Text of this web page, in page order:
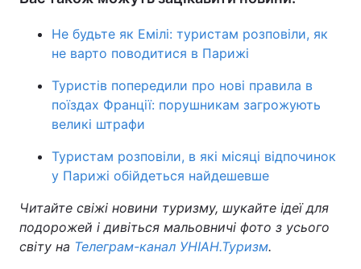
Не будьте як Емілі: туристам розповіли, як
не варто поводитися в Парижі
Туристів попередили про нові правила в
поїздах Франції: порушникам загрожують
великі штрафи
Туристам розповіли, в які місяці відпочинок
у Парижі обійдеться найдешевше
Читайте свіжі новини туризму, шукайте ідеї для
подорожей і дивіться мальовничі фото з усього
світу на Телеграм-канал УНІАН.Туризм.